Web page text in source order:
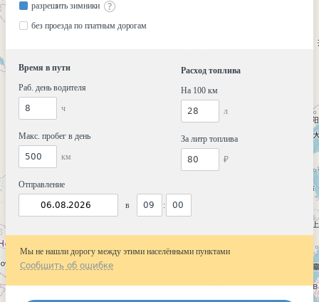
разрешить зимники
без проезда по платным дорогам
Время в пути
Раб. день водителя
ч
Макс. пробег в день
км
Отправление
в :
Расход топлива
На 100 км
л
За литр топлива
₽
Мы не нашли дорогу между этими населёнными пунктами
Сообщить об ошибке